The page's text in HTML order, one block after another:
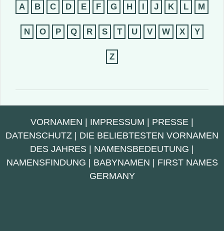
A
B C D E F G H I J K L M
N O P Q R S T U V W X Y
Z
VORNAMEN | IMPRESSUM | PRESSE |
DATENSCHUTZ | DIE BELIEBTESTEN VORNAMEN
DES JAHRES | NAMENSBEDEUTUNG |
NAMENSFINDUNG | BABYNAMEN | FIRST NAMES
GERMANY